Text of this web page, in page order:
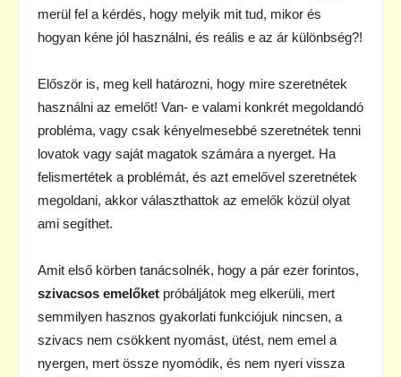
merül fel a kérdés, hogy melyik mit tud, mikor és
hogyan kéne jól használni, és reális e az ár különbség?!
Először is, meg kell határozni, hogy mire szeretnétek
használni az emelőt! Van- e valami konkrét megoldandó
probléma, vagy csak kényelmesebbé szeretnétek tenni
lovatok vagy saját magatok számára a nyerget. Ha
felismertétek a problémát, és azt emelővel szeretnétek
megoldani, akkor választhattok az emelők közül olyat
ami segíthet.
Amit első körben tanácsolnék, hogy a pár ezer forintos,
szivacsos emelőket próbáljátok meg elkerüli, mert
semmilyen hasznos gyakorlati funkciójuk nincsen, a
szivacs nem csökkent nyomást, ütést, nem emel a
nyergen, mert össze nyomódik, és nem nyeri vissza